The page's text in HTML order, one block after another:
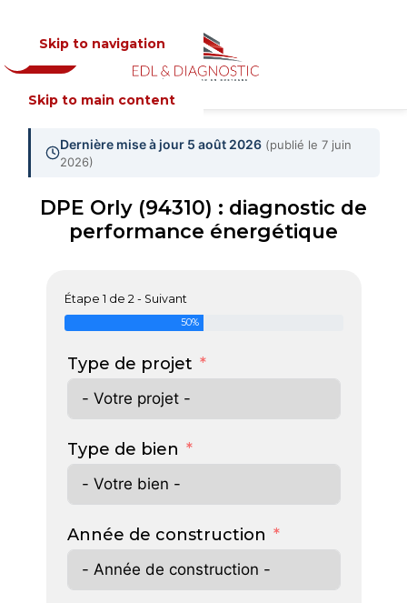
Skip to navigation
Skip to main content
MENU
Dernière mise à jour 5 août 2026 (publié le 7 juin
2026)
DPE Orly (94310) : diagnostic de
performance énergétique
Étape 1 de 2 - Suivant
50%
Type de projet
Type de bien
Année de construction